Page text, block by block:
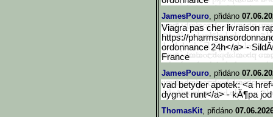
JamesPouro, přidáno
Viagra pas cher livraison
https://
ordonnance 24h</a> -
France
JamesPouro, přidáno
vad betyder apotek: <a
dygnet runt</a> - kĂ¶pa
ThomasKit, přidáno